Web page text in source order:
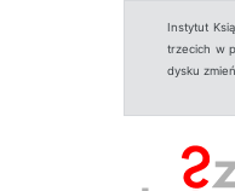
Instytut
trzecich w
dysku